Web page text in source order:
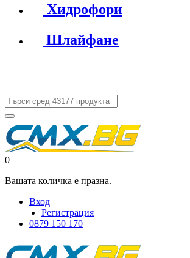
Хидрофори
Шлайфане
0
Вашата количка е празна.
Вход
Регистрация
0879 150 170